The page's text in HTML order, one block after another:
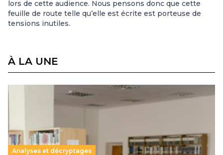
lors de cette audience. Nous pensons donc que cette
feuille de route telle qu’elle est écrite est porteuse de
tensions inutiles.
À LA UNE
Analyses et décryptages